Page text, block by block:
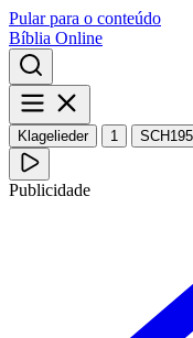
Pular para o conteúdo
Bíblia Online
Klagelieder 1
Publicidade